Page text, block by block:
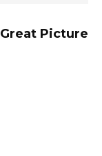
Great Picture